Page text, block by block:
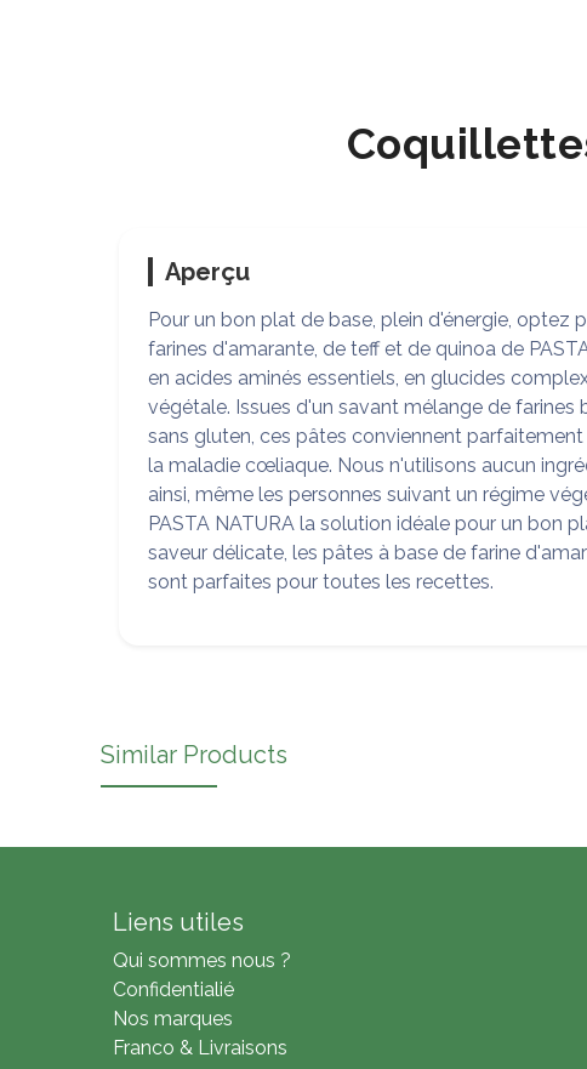
Aperçu
Pour un bon plat de base, plein d'énergie, optez
farines d'amarante, de teff et de quinoa de
en acides aminés essentiels, en glucides
végétale. Issues d'un savant mélange de
sans gluten, ces pâtes conviennent
la maladie cœliaque. Nous n'utilisons aucun
ainsi, même les personnes suivant un régime
PASTA NATURA la solution idéale pour un bon
saveur délicate, les pâtes à base de farine
sont parfaites pour toutes les recettes.
Similar Products
Liens utiles
Qui sommes nous ?
Confidentialié
Nos marques
Franco & Livraisons